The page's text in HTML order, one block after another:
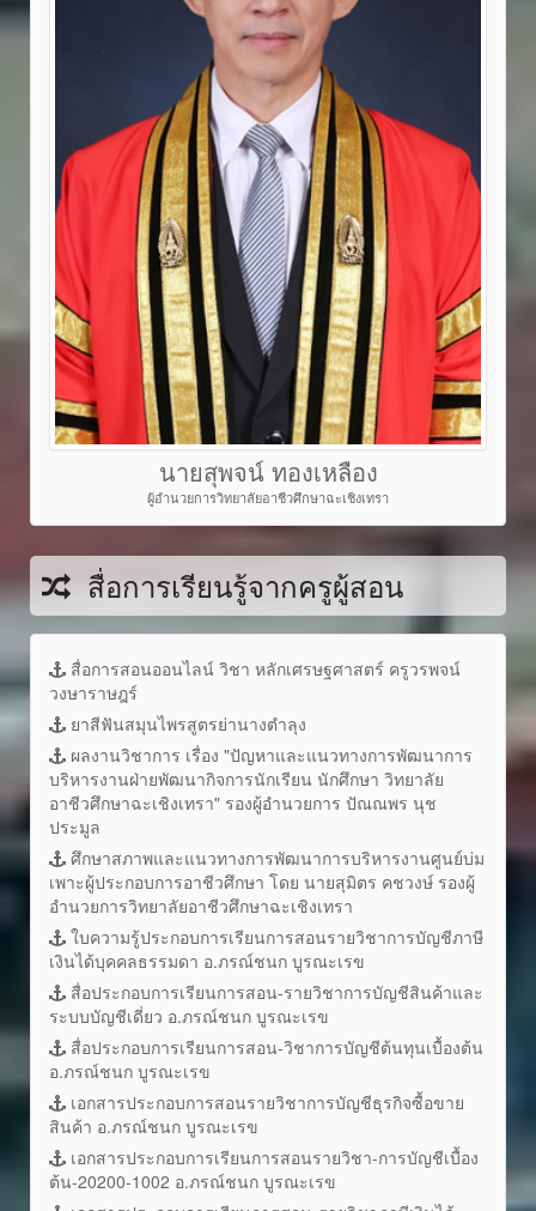
นายสุพจน์ ทองเหลือง
ผู้อำนวยการวิทยาลัยอาชีวศึกษาฉะเชิงเทรา
สื่อการเรียนรู้จากครูผู้สอน
สื่อการสอนออนไลน์ วิชา หลักเศรษฐศาสตร์ ครูวรพจน์
วงษาราษฎร์
ยาสีฟันสมุนไพรสูตรย่านางตำลุง
ผลงานวิชาการ เรื่อง "ปัญหาและแนวทางการพัฒนาการ
บริหารงานฝ่ายพัฒนากิจการนักเรียน นักศึกษา วิทยาลัย
อาชีวศึกษาฉะเชิงเทรา" รองผู้อำนวยการ ปัณณพร นุช
ประมูล
ศึกษาสภาพและแนวทางการพัฒนาการบริหารงานศูนย์บ่ม
เพาะผู้ประกอบการอาชีวศึกษา โดย นายสุมิตร คชวงษ์ รองผู้
อำนวยการวิทยาลัยอาชีวศึกษาฉะเชิงเทรา
ใบความรู้ประกอบการเรียนการสอนรายวิชาการบัญชีภาษี
เงินได้บุคคลธรรมดา อ.ภรณ์ชนก บูรณะเรข
สื่อประกอบการเรียนการสอน-รายวิชาการบัญชีสินค้าและ
ระบบบัญชีเดี่ยว อ.ภรณ์ชนก บูรณะเรข
สื่อประกอบการเรียนการสอน-วิชาการบัญชีต้นทุนเบื้องต้น
อ.ภรณ์ชนก บูรณะเรข
เอกสารประกอบการสอนรายวิชาการบัญชีธุรกิจซื้อขาย
สินค้า อ.ภรณ์ชนก บูรณะเรข
เอกสารประกอบการเรียนการสอนรายวิชา-การบัญชีเบื้อง
ต้น-20200-1002 อ.ภรณ์ชนก บูรณะเรข